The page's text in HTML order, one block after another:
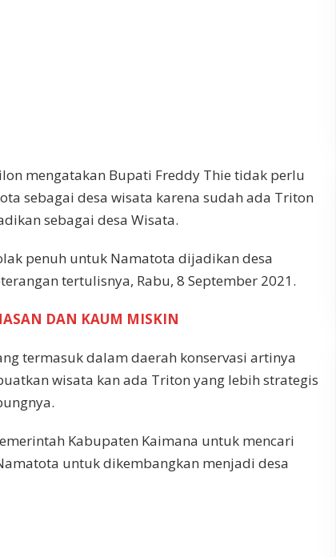
mengatakan Bupati Freddy Thie tidak perlu
sebagai desa wisata karena sudah ada Triton
sebagai desa Wisata.
penuh untuk Namatota dijadikan desa
tertulisnya, Rabu, 8 September 2021.
DAN KAUM MISKIN
termasuk dalam daerah konservasi artinya
wisata kan ada Triton yang lebih strategis
Kabupaten Kaimana untuk mencari
untuk dikembangkan menjadi desa